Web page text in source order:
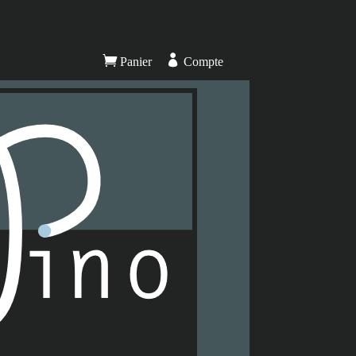
Panier  Compte